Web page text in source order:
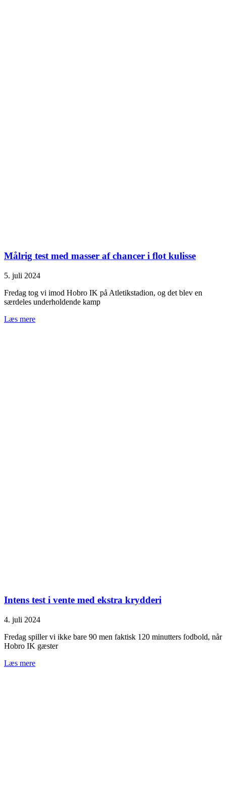
Målrig test med masser af chancer i flot kulisse
5. juli 2024
Fredag tog vi imod Hobro IK på Atletikstadion, og det blev en
særdeles underholdende kamp
Læs mere
Intens test i vente med ekstra krydderi
4. juli 2024
Fredag spiller vi ikke bare 90 men faktisk 120 minutters fodbold, når
Hobro IK gæster
Læs mere